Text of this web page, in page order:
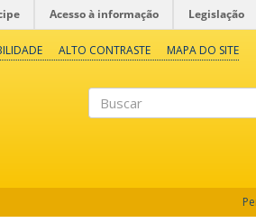
Acesso à informação Legislação
ALTO CONTRASTE MAPA DO SITE